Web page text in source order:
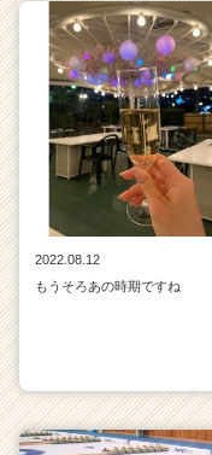
2022.08.12
もうそろあの時期ですね